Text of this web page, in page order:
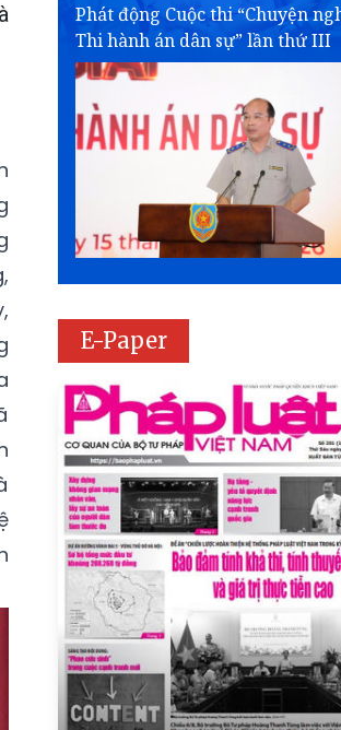
Phát động Cuộc thi “Chuyện
Thi hành án dân sự” lần thứ III
E-Paper